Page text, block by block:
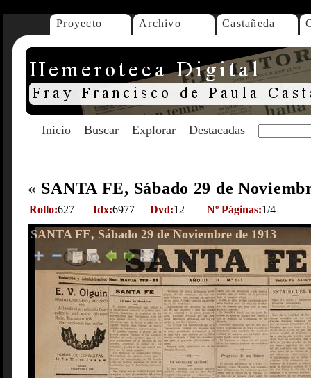
Proyecto Archivo Castañeda
Inicio Buscar Explorar Destacadas
« SANTA FE, Sábado 29 de
Rollo:627 Idx:6977 Dvd:12 Nº Páginas:1/4
SANTA FE, Sábado 29 de Noviembre de 1913